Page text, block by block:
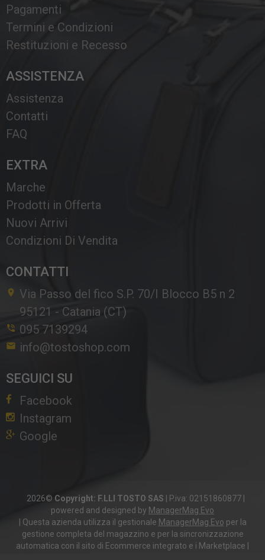
Pagamenti
Termini e Condizioni
Restituzioni e Recesso
ASSISTENZA
Assistenza
Contatti
FAQ
EXTRA
Marche
Prodotti in Offerta
Nuovi Arrivi
Condizioni Di Vendita
CONTATTI
Via Passo del fico S.P. 70/I Blocco B5 n 2
95121 - Catania (CT)
095 7139294
info@tostoshop.com
SEGUICI SU
Facebook
Instagram
Google
2026© Copyright: F.LLI TOSTO SAS P.iva: 02151860877|
powered and designed by ManagerMag Evo
| Questa azienda utilizza il gestionale ManagerMag Evo per la
gestione completa del magazzino e per la sincronizzazione
automatica con il sito di Ecommerce integrato e i Marketplace |